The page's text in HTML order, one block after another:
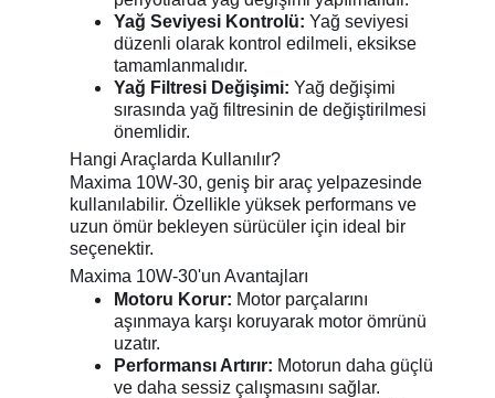
Yağ Seviyesi Kontrolü: Yağ seviyesi
düzenli olarak kontrol edilmeli, eksikse
tamamlanmalıdır.
Yağ Filtresi Değişimi: Yağ değişimi
sırasında yağ filtresinin de değiştirilmesi
önemlidir.
Hangi Araçlarda Kullanılır?
Maxima 10W-30, geniş bir araç yelpazesinde
kullanılabilir. Özellikle yüksek performans ve
uzun ömür bekleyen sürücüler için ideal bir
seçenektir.
Maxima 10W-30'un Avantajları
Motoru Korur: Motor parçalarını
aşınmaya karşı koruyarak motor ömrünü
uzatır.
Performansı Artırır: Motorun daha güçlü
ve daha sessiz çalışmasını sağlar.